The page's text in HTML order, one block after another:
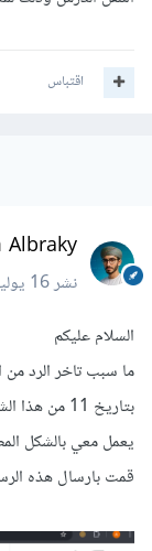
اقتباس
نشر16 يوليو 2025
السلام عليكم
ما سبب تاخر الرد
بتاريخ 11
قمت بارسال هذه